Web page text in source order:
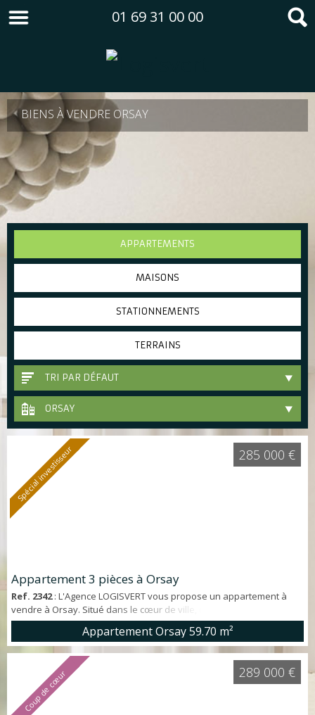
01 69 31 00 00
BIENS À VENDRE ORSAY
APPARTEMENTS
MAISONS
STATIONNEMENTS
TERRAINS
TRI PAR DÉFAUT
ORSAY
Spécial investisseur
Appartement 3 pièces à Orsay
Ref. 2342: L'Agence LOGISVERT vous propose un appartement à
vendre à Orsay. Situé dans le cœur de ville, dans une résidence
récente, appartement en rez-de-jardin d'env. 60 m². * Emplacement
- A 2 pas du RER d'Orsay ville, des écoles, lycée et commerces *
Caractéristiques de l'appartement - Résidence de 2012 - Séjour de
plain pied sur terrasse et jardin privatif - Cuisine aménagée et
Appartement Orsay59.70 m²
285 000 €
Coup de cœur 289 000 €